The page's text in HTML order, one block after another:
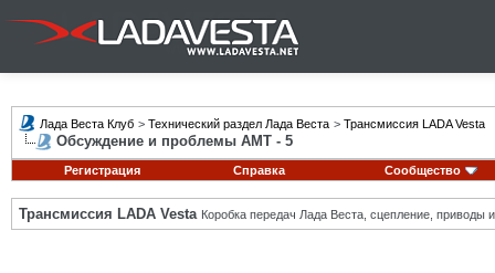
Лада Веста Клуб > Технический раздел Лада Веста > Трансмиссия LADA Vesta
Обсуждение и проблемы АМТ - 5
Регистрация Справка Сообщество
Трансмиссия LADA Vesta Коробка передач Лада Веста, сцепление, приводы и